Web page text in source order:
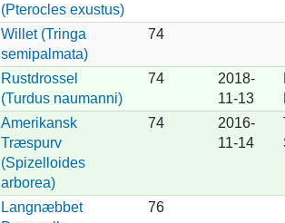
(Pterocles exustus)
Willet (Tringa
semipalmata)
74
Rustdrossel
(Turdus naumanni)
74
2018-
11-13
Amerikansk
Træspurv
(Spizelloides
arborea)
74
2016-
11-14
Langnæbbet
76